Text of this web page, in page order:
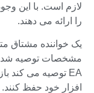
را ارائه می دهند.
یک خواننده مشتاق
مشخصات توصیه شده
افزار خود حفظ کنند.